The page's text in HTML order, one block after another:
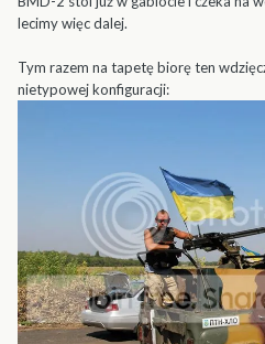
lecimy więc dalej.
Tym razem na tapetę biorę ten
nietypowej konfiguracji: